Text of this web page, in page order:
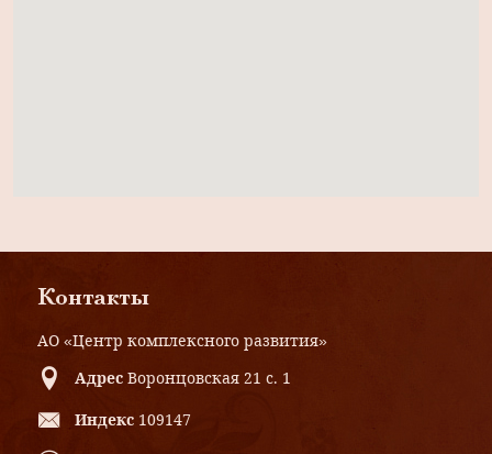
Контакты
АО «Центр комплексного развития»
Адрес Воронцовская 21 с. 1
Индекс 109147